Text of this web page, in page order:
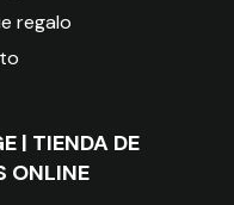
| TIENDA DE
ONLINE
regalo